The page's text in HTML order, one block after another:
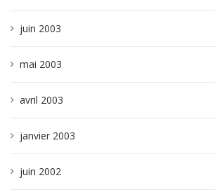
juin 2003
mai 2003
avril 2003
janvier 2003
juin 2002